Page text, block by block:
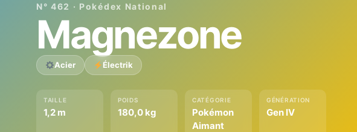
N° 462 · Pokédex National
Magnezone
Acier Électrik
TAILLE
1,2 m
POIDS
180,0 kg
CATÉGORIE
Pokémon
Aimant
GÉNÉRATION
Gen IV